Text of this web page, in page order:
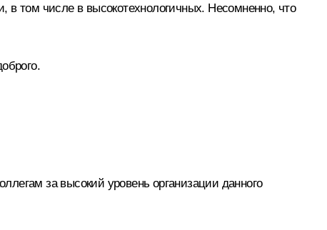
том числе в высокотехнологичных. Несомненно, что
за высокий уровень организации данного